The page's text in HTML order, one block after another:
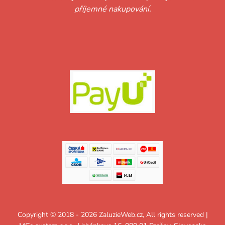
příjemné nakupování.
Copyright © 2018 - 2026 ZaluzieWeb.cz, All rights reserved |